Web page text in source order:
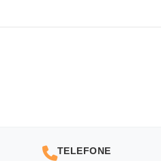
TELEFONE